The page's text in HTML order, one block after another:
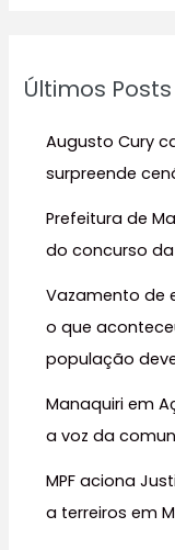
iÚltimos Posts
Augusto Cury
surpreende
Prefeitura de
do concurso
Vazamento de
o que
população
Manaquiri em
a voz da
MPF aciona
a terreiros em